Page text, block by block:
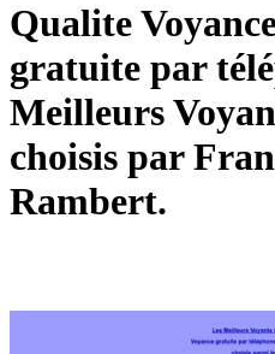
Qualite
gratuite par
Meilleurs
choisis par
Rambert.